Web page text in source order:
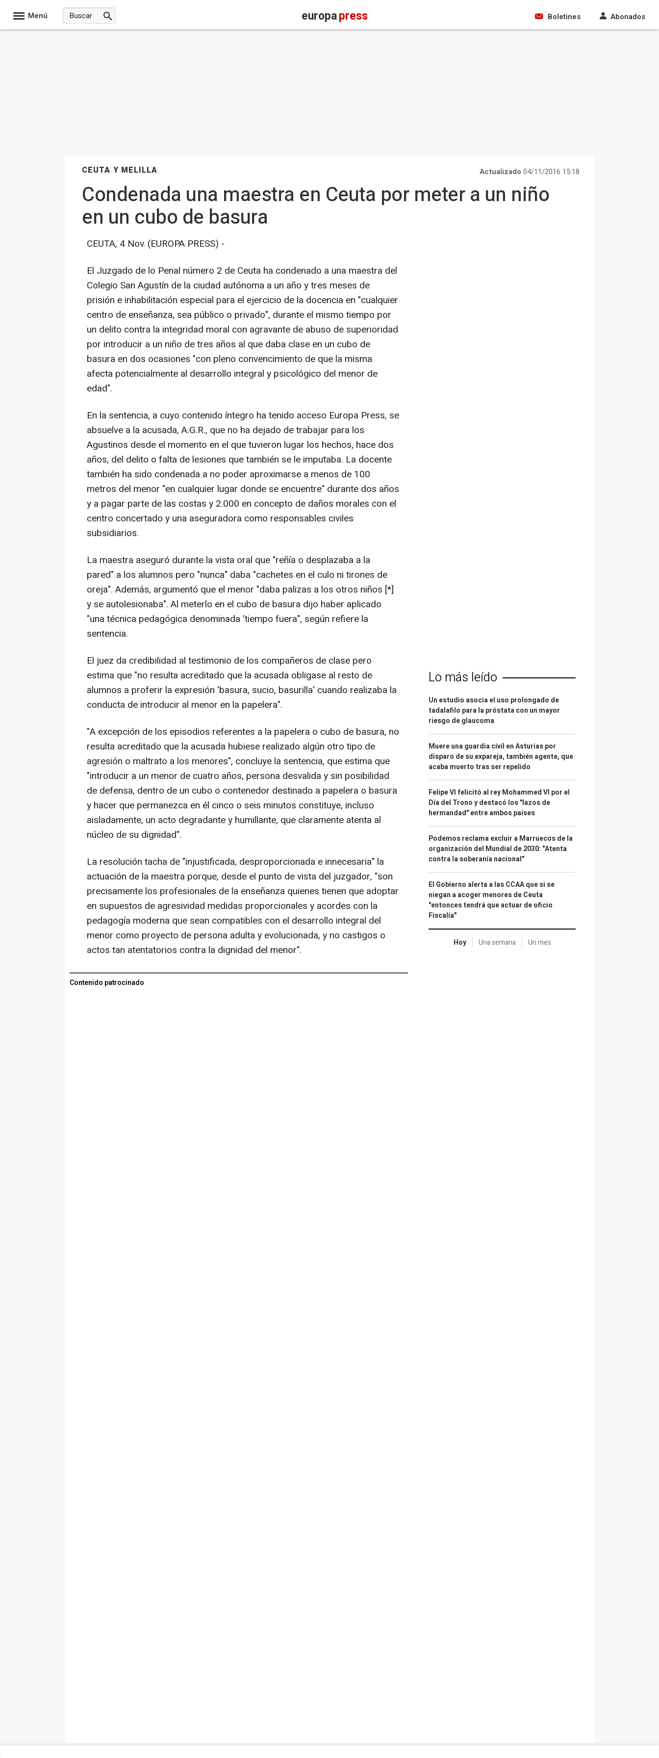
Menú europapress Boletines Abonados
CEUTA Y MELILLA Actualizado 04/11/2016 15:18
Condenada una maestra en Ceuta por meter a un niño
en un cubo de basura
CEUTA, 4 Nov. (EUROPA PRESS) -
El Juzgado de lo Penal número 2 de Ceuta ha condenado a una maestra del
Colegio San Agustín de la ciudad autónoma a un año y tres meses de
prisión e inhabilitación especial para el ejercicio de la docencia en "cualquier
centro de enseñanza, sea público o privado", durante el mismo tiempo por
un delito contra la integridad moral con agravante de abuso de superioridad
por introducir a un niño de tres años al que daba clase en un cubo de
basura en dos ocasiones "con pleno convencimiento de que la misma
afecta potencialmente al desarrollo integral y psicológico del menor de
edad".
En la sentencia, a cuyo contenido íntegro ha tenido acceso Europa Press, se
absuelve a la acusada, A.G.R., que no ha dejado de trabajar para los
Agustinos desde el momento en el que tuvieron lugar los hechos, hace dos
años, del delito o falta de lesiones que también se le imputaba. La docente
también ha sido condenada a no poder aproximarse a menos de 100
metros del menor "en cualquier lugar donde se encuentre" durante dos años
y a pagar parte de las costas y 2.000 en concepto de daños morales con el
centro concertado y una aseguradora como responsables civiles
subsidiarios.
La maestra aseguró durante la vista oral que "reñía o desplazaba a la
pared" a los alumnos pero "nunca" daba "cachetes en el culo ni tirones de
oreja". Además, argumentó que el menor "daba palizas a los otros niños [*]
y se autolesionaba". Al meterlo en el cubo de basura dijo haber aplicado
"una técnica pedagógica denominada 'tiempo fuera", según refiere la
sentencia.
El juez da credibilidad al testimonio de los compañeros de clase pero
estima que "no resulta acreditado que la acusada obligase al resto de
alumnos a proferir la expresión 'basura, sucio, basurilla' cuando realizaba la
conducta de introducir al menor en la papelera".
"A excepción de los episodios referentes a la papelera o cubo de basura, no
resulta acreditado que la acusada hubiese realizado algún otro tipo de
agresión o maltrato a los menores", concluye la sentencia, que estima que
"introducir a un menor de cuatro años, persona desvalida y sin posibilidad
de defensa, dentro de un cubo o contenedor destinado a papelera o basura
y hacer que permanezca en él cinco o seis minutos constituye, incluso
aisladamente, un acto degradante y humillante, que claramente atenta al
núcleo de su dignidad".
La resolución tacha de "injustificada, desproporcionada e innecesaria" la
actuación de la maestra porque, desde el punto de vista del juzgador, "son
precisamente los profesionales de la enseñanza quienes tienen que adoptar
en supuestos de agresividad medidas proporcionales y acordes con la
pedagogía moderna que sean compatibles con el desarrollo integral del
menor como proyecto de persona adulta y evolucionada, y no castigos o
actos tan atentatorios contra la dignidad del menor".
Contenido patrocinado
Lo más leído
Un estudio asocia el uso prolongado de
tadalafilo para la próstata con un mayor
riesgo de glaucoma
Muere una guardia civil en Asturias por
disparo de su expareja, también agente, que
acaba muerto tras ser repelido
Felipe VI felicitó al rey Mohammed VI por el
Día del Trono y destacó los "lazos de
hermandad" entre ambos países
Podemos reclama excluir a Marruecos de la
organización del Mundial de 2030: "Atenta
contra la soberanía nacional"
El Gobierno alerta a las CCAA que si se
niegan a acoger menores de Ceuta
"entonces tendrá que actuar de oficio
Fiscalía"
Hoy Una semana Un mes